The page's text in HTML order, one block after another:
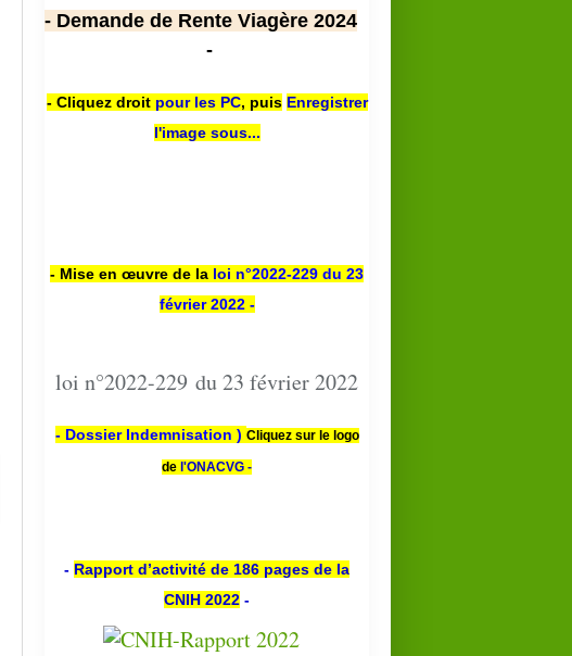
- Demande de Rente Viagère 2024
-
- Cliquez droit pour les PC, puis Enregistrer
l'image sous...
- Mise en œuvre de la loi n°2022-229 du 23
février 2022 -
loi n°2022-229 du 23 février 2022
- Dossier Indemnisation ) Cliquez sur le logo
de l'ONACVG -
- Rapport d’activité de 186 pages de la
CNIH 2022 -